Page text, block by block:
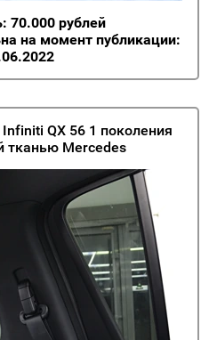
70.000 рублей
на момент публикации:
QX 56 1 поколения
тканью Mercedes